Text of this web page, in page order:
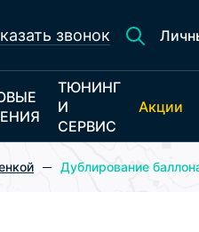
звонок
ТЮНИНГ
И
СЕРВИС
Акции
Дублирование